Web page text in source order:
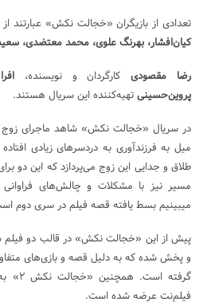
تعدادی از بازیگران «خجالت نکش» عبارتند از
کیان‌افشار، بهرنگ علوی، محمد معتضدی،
رضا مقصودیکارگردان و نویسنده،
پروین‌حسینیتهیه‌کننده این سریال هستند.
در سریال «خجالت نکش» شاهد ماجرای زوج
میل به فرزندآوری به دردسرهای زیادی
طلاق و جدایی این زوج می‌پردازد که این دو
مسیر نیز با مشکلات و چالش‌های
می‎بینیم بسط یافته قصه فیلم در سری دوم است.
پیش از این «خجالت نکش» در قالب دو فیلم
و پخش شده که به دلیل قصه و بازی‌های
گرفته
فیلم‌نت عرضه شده است.